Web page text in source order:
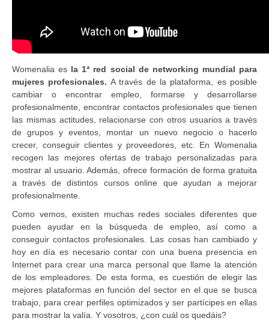
Womenalia es la 1ª red social de networking mundial para
mujeres profesionales. A través de la plataforma, es posible
cambiar o encontrar empleo, formarse y desarrollarse
profesionalmente, encontrar contactos profesionales que tienen
las mismas actitudes, relacionarse con otros usuarios a través
de grupos y eventos, montar un nuevo negocio o hacerlo
crecer, conseguir clientes y proveedores, etc. En Womenalia
recogen las mejores ofertas de trabajo personalizadas para
mostrar al usuario. Además, ofrece formación de forma gratuita
a través de distintos cursos online que ayudan a mejorar
profesionalmente.
Como vemos, existen muchas redes sociales diferentes que
pueden ayudar en la búsqueda de empleo, así como a
conseguir contactos profesionales. Las cosas han cambiado y
hoy en día es necesario contar con una buena presencia en
Internet para crear una marca personal que llame la atención
de los empleadores. De esta forma, es cuestión de elegir las
mejores plataformas en función del sector en el que se busca
trabajo, para crear perfiles optimizados y ser partícipes en ellas
para mostrar la valía. Y vosotros, ¿con cuál os quedáis?